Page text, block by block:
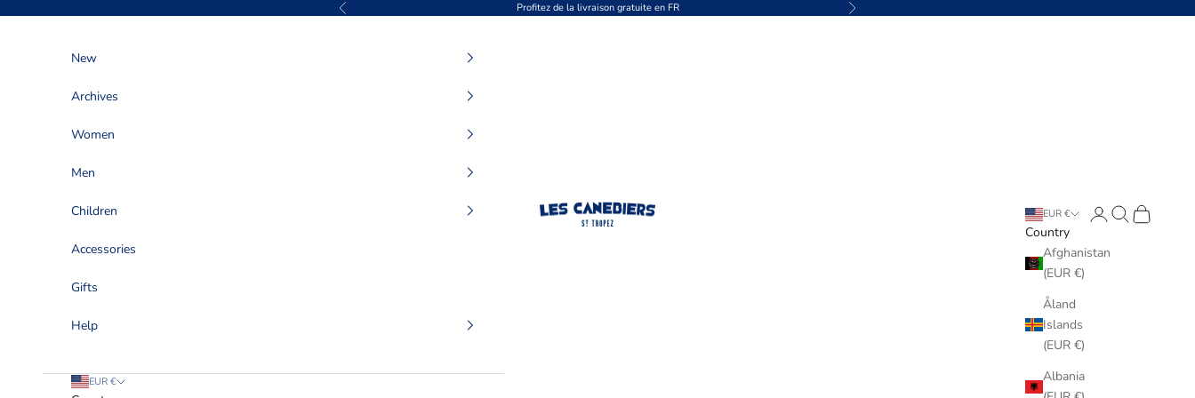
Previous Profitez de la livraison gratuite en FR Next
Les Canebiers EUR €
Country
Afghanistan
(EUR €)
Åland
Islands
(EUR €)
Albania
LoginSearch
Cart
New
Archives
Women
Men
Children
Accessories
Gifts
Help
EUR €